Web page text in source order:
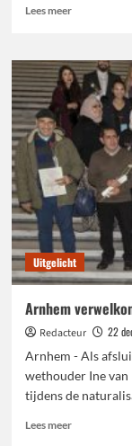
Lees meerLees
Lidl
Elderveld
begonnen
Uitgelicht
Arnhem
Redacteur
22
Arnhem - Als
wethouder Ine
tijdens de
Lees meerLees